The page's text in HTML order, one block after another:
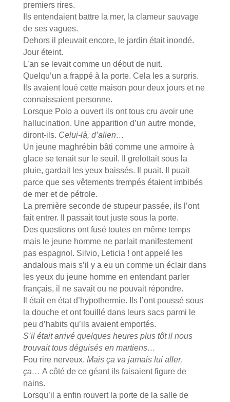
premiers rires.
Ils entendaient battre la mer, la clameur sauvage
de ses vagues.
Dehors il pleuvait encore, le jardin était inondé.
Jour éteint.
L’an se levait comme un début de nuit.
Quelqu’un a frappé à la porte. Cela les a surpris.
Ils avaient loué cette maison pour deux jours et ne
connaissaient personne.
Lorsque Polo a ouvert ils ont tous cru avoir une
hallucination. Une apparition d’un autre monde,
diront-ils. Celui-là, d’alien…
Un jeune maghrébin bâti comme une armoire à
glace se tenait sur le seuil. Il grelottait sous la
pluie, gardait les yeux baissés. Il puait. Il puait
parce que ses vêtements trempés étaient imbibés
de mer et de pétrole.
La première seconde de stupeur passée, ils l’ont
fait entrer. Il passait tout juste sous la porte.
Des questions ont fusé toutes en même temps
mais le jeune homme ne parlait manifestement
pas espagnol. Silvio, Leticia ! ont appelé les
andalous mais s’il y a eu un comme un éclair dans
les yeux du jeune homme en entendant parler
français, il ne savait ou ne pouvait répondre.
Il était en état d’hypothermie. Ils l’ont poussé sous
la douche et ont fouillé dans leurs sacs parmi le
peu d’habits qu’ils avaient emportés.
S’il était arrivé quelques heures plus tôt il nous
trouvait tous déguisés en martiens…
Fou rire nerveux. Mais ça va jamais lui aller,
ça… A côté de ce géant ils faisaient figure de
nains.
Lorsqu’il a enfin rouvert la porte de la salle de